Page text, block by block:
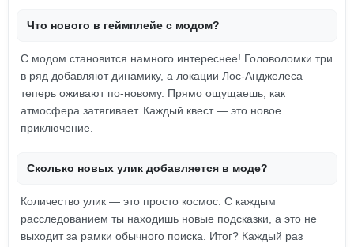
Что нового в геймплейе с модом?
С модом становится намного интереснее! Головоломки три
в ряд добавляют динамику, а локации Лос-Анджелеса
теперь оживают по-новому. Прямо ощущаешь, как
атмосфера затягивает. Каждый квест — это новое
приключение.
Сколько новых улик добавляется в моде?
Количество улик — это просто космос. С каждым
расследованием ты находишь новые подсказки, а это не
выходит за рамки обычного поиска. Итог? Каждый раз